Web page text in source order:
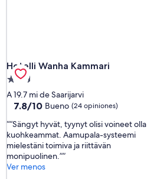
Hotelli Wanha Kammari
Hotelli Wanha Kammari
Propiedad
de
2.5
estrellas
A 19.7 mi de Saarijarvi
7.8
10,
Bueno,
(24
opiniones)
7.8/10 Bueno (24 opiniones)
“Sängyt hyvät, tyynyt olisi voineet olla
kuohkeammat. Aamupala-systeemi
mielestäni toimiva ja riittävän
monipuolinen.”
Ver menos